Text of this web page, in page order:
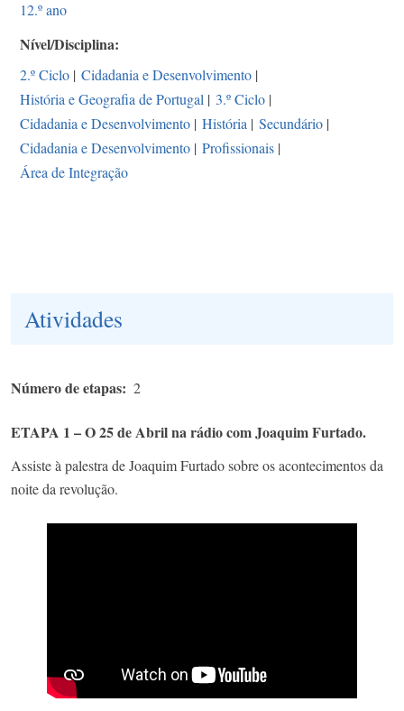
12.º ano
Nível/Disciplina
2.º Ciclo | Cidadania e Desenvolvimento |
História e Geografia de Portugal | 3.º Ciclo |
Cidadania e Desenvolvimento | História | Secundário |
Cidadania e Desenvolvimento | Profissionais |
Área de Integração
Atividades
Número de etapas 2
ETAPA 1 – O 25 de Abril na rádio com Joaquim Furtado.
Assiste à palestra de Joaquim Furtado sobre os acontecimentos da
noite da revolução.